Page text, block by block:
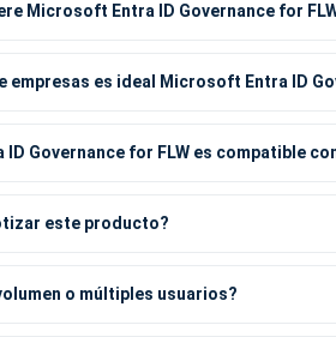
Microsoft Entra ID Governance for
empresas es ideal Microsoft Entra ID
Governance for FLW es compatible
este producto?
o múltiples usuarios?